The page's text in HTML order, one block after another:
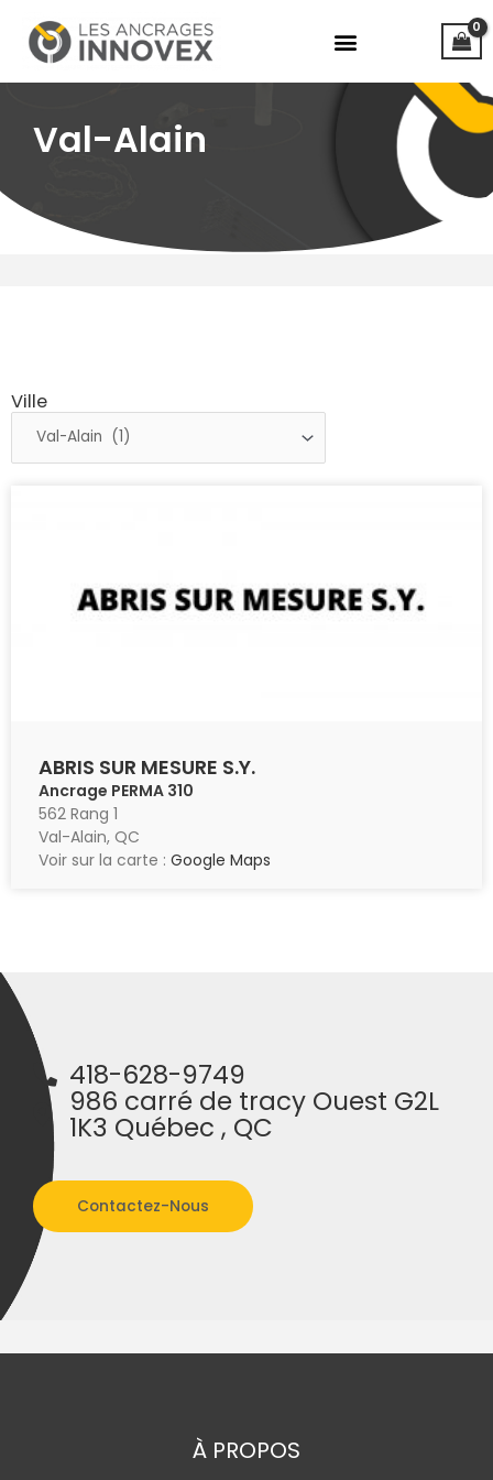
contenu
Val-Alain
Ville
Ville
ABRIS SUR MESURE S.Y.
Ancrage PERMA 310
562 Rang 1
Val-Alain, QC
Voir sur la carte : Google Maps
418-628-9749
986 carré de tracy Ouest G2L
1K3 Québec , QC
Contactez-Nous
À PROPOS